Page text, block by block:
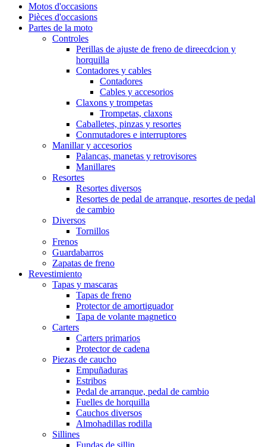
Motos d'occasions
Pièces d'occasions
Partes de la moto
Controles
Perillas de ajuste de freno de direecdcion y
horquilla
Contadores y cables
Contadores
Cables y accesorios
Claxons y trompetas
Trompetas, claxons
Caballetes, pinzas y resortes
Conmutadores e interruptores
Manillar y accesorios
Palancas, manetas y retrovisores
Manillares
Resortes
Resortes diversos
Resortes de pedal de arranque, resortes de pedal
de cambio
Diversos
Tornillos
Frenos
Guardabarros
Zapatas de freno
Revestimiento
Tapas y mascaras
Tapas de freno
Protector de amortiguador
Tapa de volante magnetico
Carters
Carters primarios
Protector de cadena
Piezas de caucho
Empuñaduras
Estribos
Pedal de arranque, pedal de cambio
Fuelles de horquilla
Cauchos diversos
Almohadillas rodilla
Sillines
Fundas de sillin